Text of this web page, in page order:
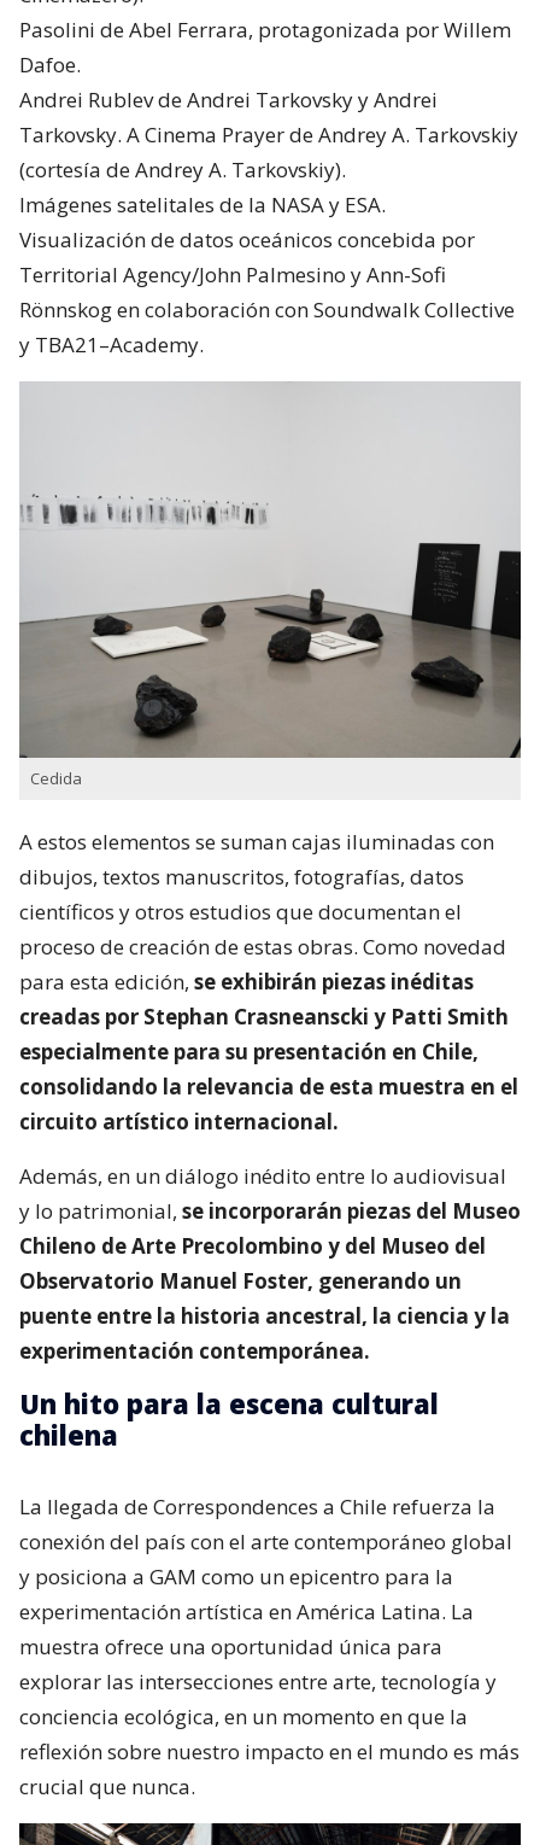
Pasolini de Abel Ferrara, protagonizada por Willem
Dafoe.
Andrei Rublev de Andrei Tarkovsky y Andrei
Tarkovsky. A Cinema Prayer de Andrey A. Tarkovskiy
(cortesía de Andrey A. Tarkovskiy).
Imágenes satelitales de la NASA y ESA.
Visualización de datos oceánicos concebida por
Territorial Agency/John Palmesino y Ann-Sofi
Rönnskog en colaboración con Soundwalk Collective
y TBA21–Academy.
Cedida
A estos elementos se suman cajas iluminadas con
dibujos, textos manuscritos, fotografías, datos
científicos y otros estudios que documentan el
proceso de creación de estas obras. Como novedad
para esta edición, se exhibirán piezas inéditas
creadas por Stephan Crasneanscki y Patti Smith
especialmente para su presentación en Chile,
consolidando la relevancia de esta muestra en el
circuito artístico internacional.
Además, en un diálogo inédito entre lo audiovisual
y lo patrimonial, se incorporarán piezas del Museo
Chileno de Arte Precolombino y del Museo del
Observatorio Manuel Foster, generando un
puente entre la historia ancestral, la ciencia y la
experimentación contemporánea.
Un hito para la escena cultural
chilena
La llegada de Correspondences a Chile refuerza la
conexión del país con el arte contemporáneo global
y posiciona a GAM como un epicentro para la
experimentación artística en América Latina. La
muestra ofrece una oportunidad única para
explorar las intersecciones entre arte, tecnología y
conciencia ecológica, en un momento en que la
reflexión sobre nuestro impacto en el mundo es más
crucial que nunca.